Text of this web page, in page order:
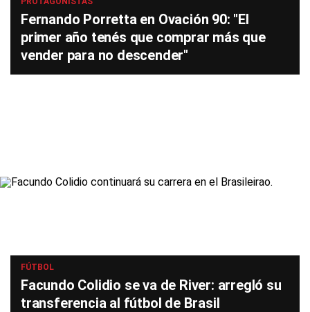
Fernando Porretta en Ovación 90: "El
primer año tenés que comprar más que
vender para no descender"
FÚTBOL
Facundo Colidio se va de River: arregló su
transferencia al fútbol de Brasil